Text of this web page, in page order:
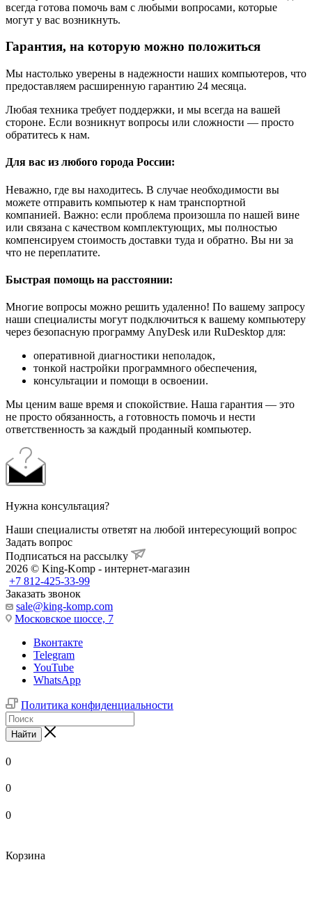
всегда готова помочь вам с любыми вопросами, которые
могут у вас возникнуть.
Гарантия, на которую можно положиться
Мы настолько уверены в надежности наших компьютеров, что
предоставляем расширенную гарантию 24 месяца.
Любая техника требует поддержки, и мы всегда на вашей
стороне. Если возникнут вопросы или сложности — просто
обратитесь к нам.
Для вас из любого города России:
Неважно, где вы находитесь. В случае необходимости вы
можете отправить компьютер к нам транспортной
компанией. Важно: если проблема произошла по нашей вине
или связана с качеством комплектующих, мы полностью
компенсируем стоимость доставки туда и обратно. Вы ни за
что не переплатите.
Быстрая помощь на расстоянии:
Многие вопросы можно решить удаленно! По вашему запросу
наши специалисты могут подключиться к вашему компьютеру
через безопасную программу AnyDesk или RuDesktop для:
оперативной диагностики неполадок,
тонкой настройки программного обеспечения,
консультации и помощи в освоении.
Мы ценим ваше время и спокойствие. Наша гарантия — это
не просто обязанность, а готовность помочь и нести
ответственность за каждый проданный компьютер.
Нужна консультация?
Наши специалисты ответят на любой интересующий вопрос
Задать вопрос
Подписаться на рассылку
2026 © King-Komp - интернет-магазин
+7 812-425-33-99
Заказать звонок
sale@king-komp.com
Московское шоссе, 7
Вконтакте
Telegram
YouTube
WhatsApp
Политика конфиденциальности
Найти
0
0
0
Корзина